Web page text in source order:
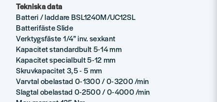
Tekniska data
Batteri / laddare BSL1240M/UC12SL
Batterifäste Slide
Verktygsfäste 1/4” inv. sexkant
Kapacitet standardbult 5-14 mm
Kapacitet specialbult 5-12 mm
Skruvkapacitet 3,5 - 5 mm
Varvtal obelastad 0-1300 / 0-3200 /min
Slagtal obelastad 0-2500 / 0-4000 /min